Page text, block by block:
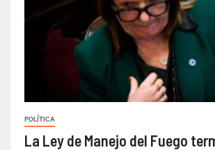
POLÍTICA
La Ley de Manejo del Fuego